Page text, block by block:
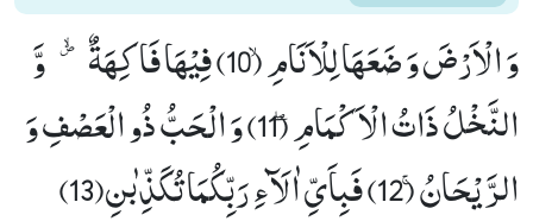
وَ الْاَرْضَ وَ ضَعَهَا لِلْاَنَامِۙ (10) فِیْهَا فَاكِهَةٌ ﭪ--وَّ
النَّخْلُ ذَاتُ الْاَكْمَامِۖ (11) وَ الْحَبُّ ذُو الْعَصْفِ وَ
الرَّیْحَانُۚ (12) فَبِاَیِّ اٰلَآءِ رَبِّكُمَا تُكَذِّبٰنِ(13)